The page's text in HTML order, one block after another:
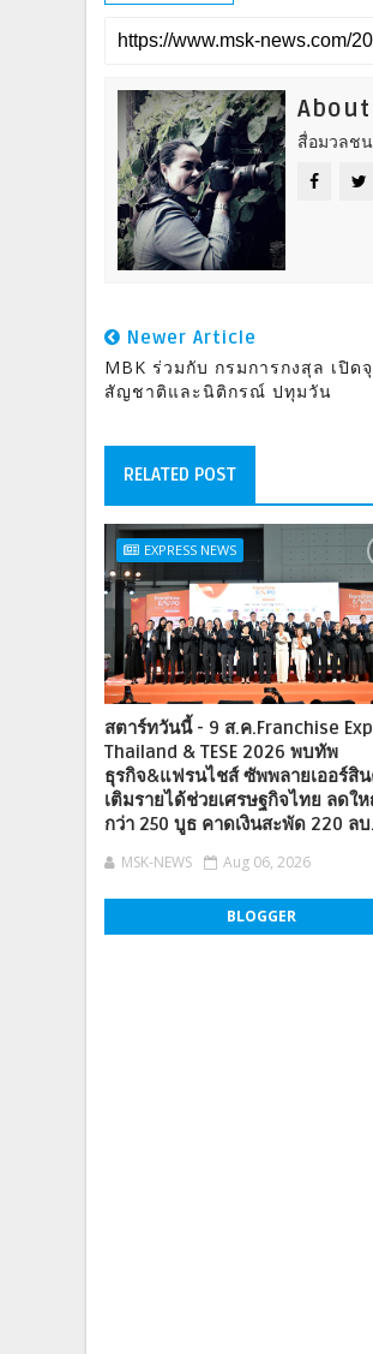
About
สื่อมวลช
Newer Article
MBK ร่วมกับ กรมการกงสุล เปิด
สัญชาติและนิติกรณ์ ปทุมวัน
RELATED POST
EXPRESS NEWS
สตาร์ทวันนี้ - 9 ส.ค.Franchise
Thailand & TESE 2026 พบทัพ
ธุรกิจ&แฟรนไชส์ ซัพพลายเออร์สิ
เติมรายได้ช่วยเศรษฐกิจไทย ลดใ
กว่า 250 บูธ คาดเงินสะพัด 220 ลบ.
MSK-NEWS Aug 06, 2026
BLOGGER